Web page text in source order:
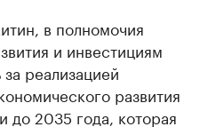
в полномочия
и инвестициям
реализацией
развития
до 2035 года, которая